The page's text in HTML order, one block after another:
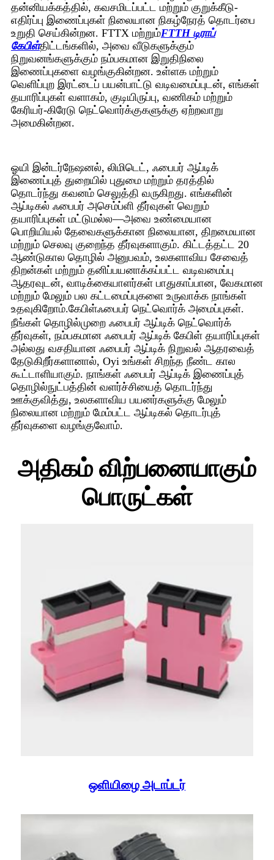
தன்னியக்கத்தில், கவசமிடப்பட்ட மற்றும் குறுக்கீடு-
எதிர்ப்பு இணைப்புகள் நிலையான நிகழ்நேரத் தொடர்பை
உறுதி செய்கின்றன. FTTX மற்றும்FTTH டிராப்
கேபிள்திட்டங்களில், அவை வீடுகளுக்கும்
நிறுவனங்களுக்கும் நம்பகமான இறுதிநிலை
இணைப்புகளை வழங்குகின்றன. உள்ளக மற்றும்
வெளிப்புற இரட்டைப் பயன்பாட்டு வடிவமைப்புடன், எங்கள்
தயாரிப்புகள் வளாகம், குடியிருப்பு, வணிகம் மற்றும்
கேரியர்-கிரேடு நெட்வொர்க்குகளுக்கு ஏற்றவாறு
அமைகின்றன.
ஓயி இன்டர்நேஷனல், லிமிடெட், ஃபைபர் ஆப்டிக்
இணைப்புத் துறையில் புதுமை மற்றும் தரத்தில்
தொடர்ந்து கவனம் செலுத்தி வருகிறது. எங்களின்
ஆப்டிகல் ஃபைபர் அசெம்ப்ளி தீர்வுகள் வெறும்
தயாரிப்புகள் மட்டுமல்ல—அவை உண்மையான
பொறியியல் தேவைகளுக்கான நிலையான, திறமையான
மற்றும் செலவு குறைந்த தீர்வுகளாகும். கிட்டத்தட்ட 20
ஆண்டுகால தொழில் அனுபவம், உலகளாவிய சேவைத்
திறன்கள் மற்றும் தனிப்பயனாக்கப்பட்ட வடிவமைப்பு
ஆதரவுடன், வாடிக்கையாளர்கள் பாதுகாப்பான, வேகமான
மற்றும் மேலும் பல கட்டமைப்புகளை உருவாக்க நாங்கள்
உதவுகிறோம்.கேபிள்ஃபைபர் நெட்வொர்க் அமைப்புகள்.
நீங்கள் தொழில்முறை ஃபைபர் ஆப்டிக் நெட்வொர்க்
தீர்வுகள், நம்பகமான ஃபைபர் ஆப்டிக் கேபிள் தயாரிப்புகள்
அல்லது வசதியான ஃபைபர் ஆப்டிக் நிறுவல் ஆதரவைத்
தேடுகிறீர்களானால், Oyi உங்கள் சிறந்த நீண்ட கால
கூட்டாளியாகும். நாங்கள் ஃபைபர் ஆப்டிக் இணைப்புத்
தொழில்நுட்பத்தின் வளர்ச்சியைத் தொடர்ந்து
ஊக்குவித்து, உலகளாவிய பயனர்களுக்கு மேலும்
நிலையான மற்றும் மேம்பட்ட ஆப்டிகல் தொடர்புத்
தீர்வுகளை வழங்குவோம்.
அதிகம் விற்பனையாகும்
பொருட்கள்
ஒளியிழை அடாப்டர்